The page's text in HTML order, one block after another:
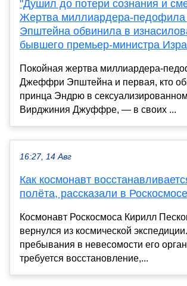
"Душил до потери сознания и
Жертва миллиардера-
Эпштейна обвинила в
бывшего премьер-министра
Покойная жертва миллиардера-
Джеффри Эпштейна и первая, кто
принца Эндрю в
Вирджиния Джуффре, — в своих ...
16:27, 14 Авг
Как космонавт
полёта, рассказали в Роскосмосе
Космонавт Роскосмоса Кирилл
вернулся из космической
пребывания в невесомости его
требуется восстановление,...